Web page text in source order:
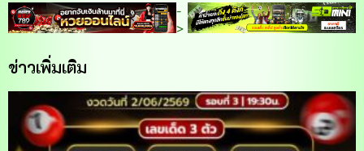
-
>
ข่าวเพิ่มเติม